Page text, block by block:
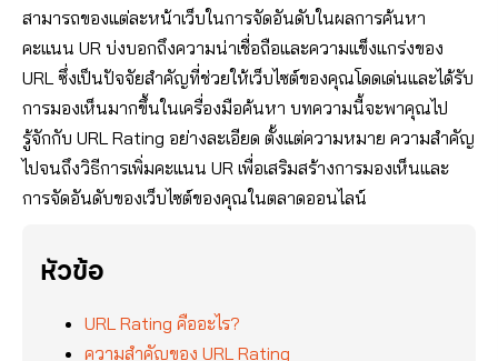
สามารถของแต่ละหน้าเว็บในการจัดอันดับในผลการค้นหา
คะแนน UR บ่งบอกถึงความน่าเชื่อถือและความแข็งแกร่งของ
URL ซึ่งเป็นปัจจัยสำคัญที่ช่วยให้เว็บไซต์ของคุณโดดเด่นและได้รับ
การมองเห็นมากขึ้นในเครื่องมือค้นหา บทความนี้จะพาคุณไป
รู้จักกับ URL Rating อย่างละเอียด ตั้งแต่ความหมาย ความสำคัญ
ไปจนถึงวิธีการเพิ่มคะแนน UR เพื่อเสริมสร้างการมองเห็นและ
การจัดอันดับของเว็บไซต์ของคุณในตลาดออนไลน์
หัวข้อ
URL Rating คืออะไร?
ความสำคัญของ URL Rating